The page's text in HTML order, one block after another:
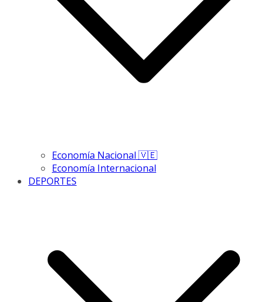
Economía Nacional 🇻🇪
Economía Internacional
DEPORTES